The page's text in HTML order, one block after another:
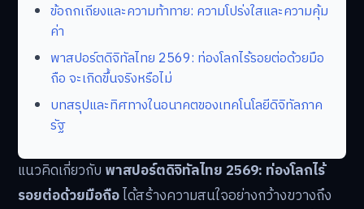
ข้อถกเถียงและความท้าทาย: ความโปร่งใสและความคุ้ม
ค่า
พาสปอร์ตดิจิทัลไทย 2569: ท่องโลกไร้รอยต่อด้วยมือ
ถือ จะเกิดขึ้นจริงหรือไม่
บทสรุปและทิศทางในอนาคตของเทคโนโลยีดิจิทัลภาค
รัฐ
แนวคิดเกี่ยวกับ พาสปอร์ตดิจิทัลไทย 2569: ท่องโลกไร้
รอยต่อด้วยมือถือได้สร้างความสนใจอย่างกว้างขวางถึง